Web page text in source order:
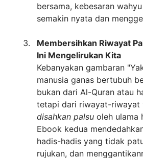
bersama, kebesaran
semakin nyata dan
Membersihkan Riwayat
Ini Mengelirukan Kita
Kebanyakan gambaran
manusia ganas bertubuh
bukan dari Al-Quran atau
tetapi dari riwayat-riwayat
disahkan palsu oleh ulama
Ebook kedua
hadis-hadis yang tidak
rujukan, dan